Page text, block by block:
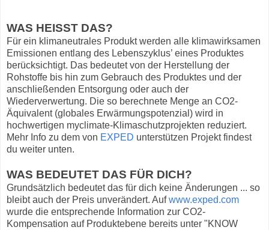
WAS HEISST DAS?
Für ein klimaneutrales Produkt werden alle klimawirksamen
Emissionen entlang des Lebenszyklus’ eines Produktes
berücksichtigt. Das bedeutet von der Herstellung der
Rohstoffe bis hin zum Gebrauch des Produktes und der
anschließenden Entsorgung oder auch der
Wiederverwertung. Die so berechnete Menge an CO2-
Äquivalent (globales Erwärmungspotenzial) wird in
hochwertigen myclimate-Klimaschutzprojekten reduziert.
Mehr Info zu dem von EXPED unterstützen Projekt findest
du weiter unten.
WAS BEDEUTET DAS FÜR DICH?
Grundsätzlich bedeutet das für dich keine Änderungen ... so
bleibt auch der Preis unverändert. Aufwww.exped.com
wurde die entsprechende Information zur CO2-
Kompensation auf Produktebene bereits unter "KNOW